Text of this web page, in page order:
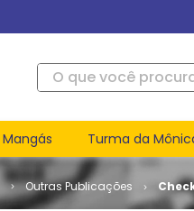
O que você procura?
Mangás Turma da
Outras Publicações
-